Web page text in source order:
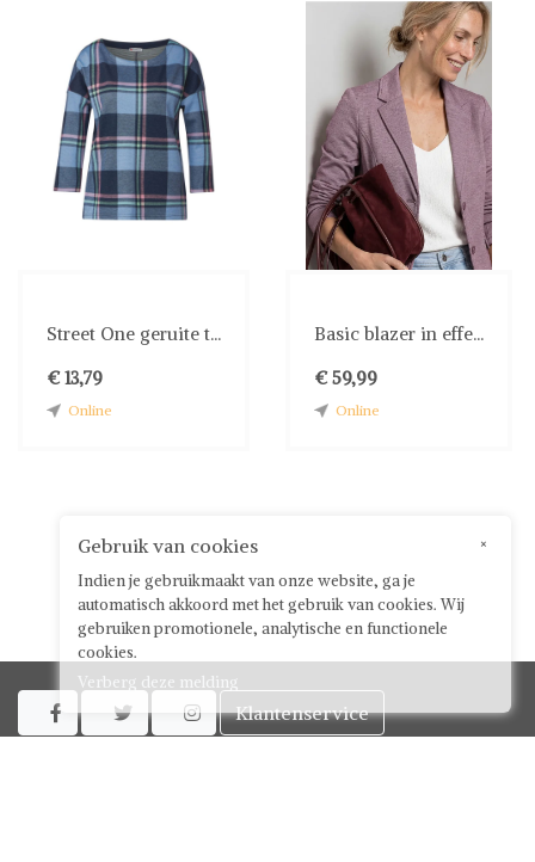
Street One geruite t...
€ 13,79
Online
Basic blazer in effe...
€ 59,99
Online
   Klantenservice
×
Gebruik van cookies
Indien je gebruikmaakt van onze website, ga je
automatisch akkoord met het gebruik van cookies. Wij
gebruiken promotionele, analytische en functionele
cookies.
Verberg deze melding